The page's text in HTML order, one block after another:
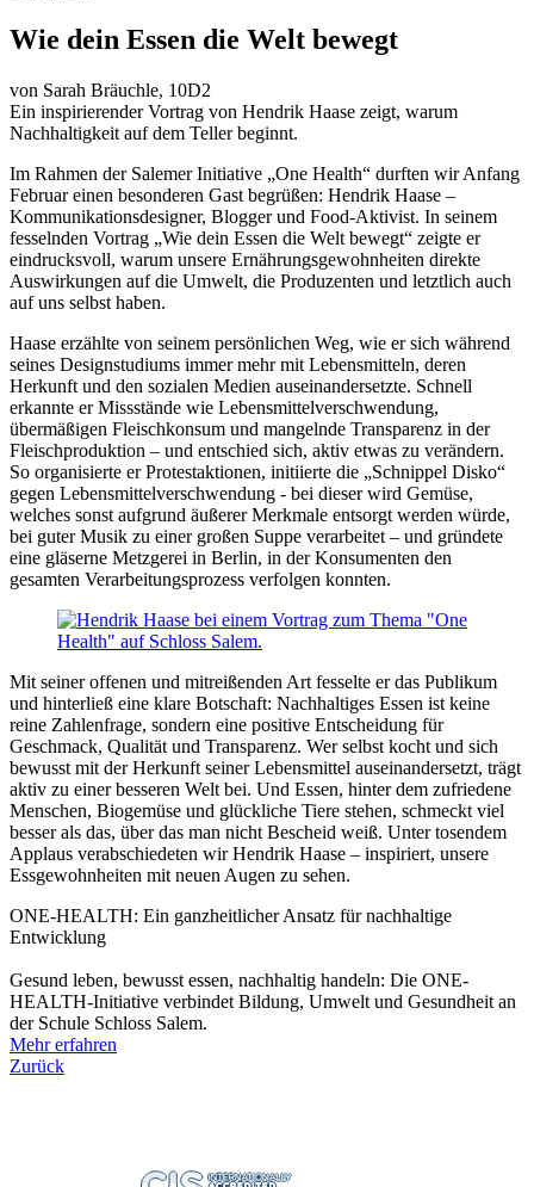
Wie dein Essen die Welt bewegt
von Sarah Bräuchle, 10D2
Ein inspirierender Vortrag von Hendrik Haase zeigt, warum
Nachhaltigkeit auf dem Teller beginnt.
Im Rahmen der Salemer Initiative „One Health“ durften wir Anfang
Februar einen besonderen Gast begrüßen: Hendrik Haase –
Kommunikationsdesigner, Blogger und Food-Aktivist. In seinem
fesselnden Vortrag „Wie dein Essen die Welt bewegt“ zeigte er
eindrucksvoll, warum unsere Ernährungsgewohnheiten direkte
Auswirkungen auf die Umwelt, die Produzenten und letztlich auch
auf uns selbst haben.
Haase erzählte von seinem persönlichen Weg, wie er sich während
seines Designstudiums immer mehr mit Lebensmitteln, deren
Herkunft und den sozialen Medien auseinandersetzte. Schnell
erkannte er Missstände wie Lebensmittelverschwendung,
übermäßigen Fleischkonsum und mangelnde Transparenz in der
Fleischproduktion – und entschied sich, aktiv etwas zu verändern.
So organisierte er Protestaktionen, initiierte die „Schnippel Disko“
gegen Lebensmittelverschwendung - bei dieser wird Gemüse,
welches sonst aufgrund äußerer Merkmale entsorgt werden würde,
bei guter Musik zu einer großen Suppe verarbeitet – und gründete
eine gläserne Metzgerei in Berlin, in der Konsumenten den
gesamten Verarbeitungsprozess verfolgen konnten.
Mit seiner offenen und mitreißenden Art fesselte er das Publikum
und hinterließ eine klare Botschaft: Nachhaltiges Essen ist keine
reine Zahlenfrage, sondern eine positive Entscheidung für
Geschmack, Qualität und Transparenz. Wer selbst kocht und sich
bewusst mit der Herkunft seiner Lebensmittel auseinandersetzt, trägt
aktiv zu einer besseren Welt bei. Und Essen, hinter dem zufriedene
Menschen, Biogemüse und glückliche Tiere stehen, schmeckt viel
besser als das, über das man nicht Bescheid weiß. Unter tosendem
Applaus verabschiedeten wir Hendrik Haase – inspiriert, unsere
Essgewohnheiten mit neuen Augen zu sehen.
ONE-HEALTH: Ein ganzheitlicher Ansatz für nachhaltige
Entwicklung
Gesund leben, bewusst essen, nachhaltig handeln: Die ONE-
HEALTH-Initiative verbindet Bildung, Umwelt und Gesundheit an
der Schule Schloss Salem.
Mehr erfahren
Zurück